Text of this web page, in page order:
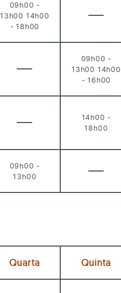
09h00 -
13h00 14h00
- 18h00
09h00 -
13h00 14h00
- 16h00
14h00 -
18h00
09h00 -
13h00
Quarta Quinta